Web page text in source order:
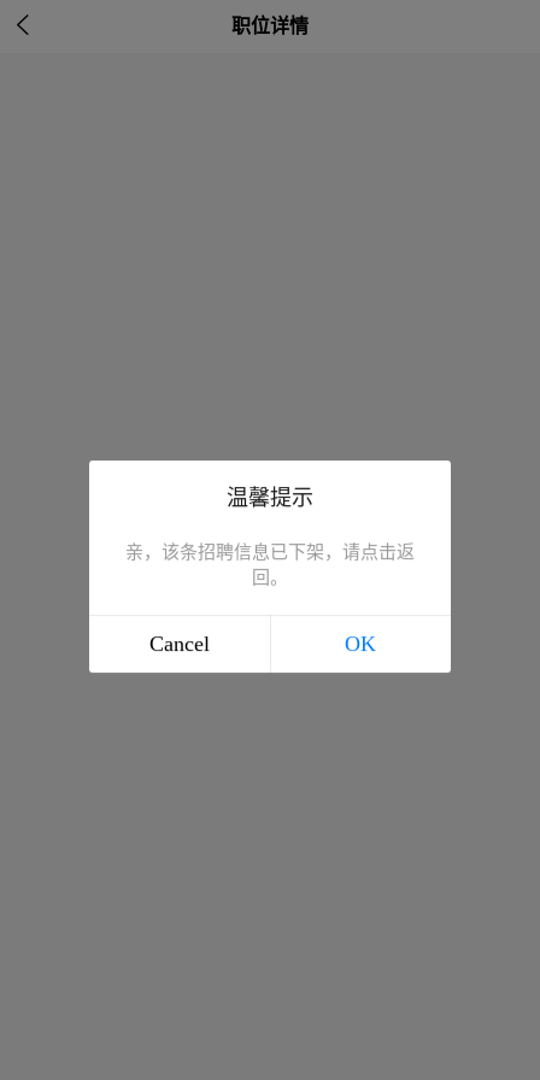
 职位详情
温馨提示
亲，该条招聘信息已下架，请点击返
回。
Cancel OK